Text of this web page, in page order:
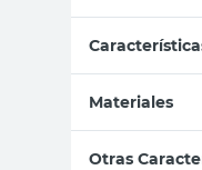
Materiales
Otras